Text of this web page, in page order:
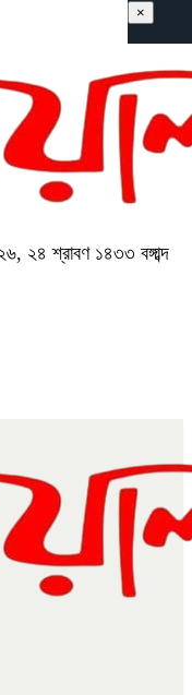
২৪ শ্রাবণ ১৪৩৩ বঙ্গাব্দ
×